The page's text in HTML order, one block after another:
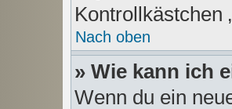
Kontrollkästchen
Nach oben
» Wie kann ich
Wenn du ein